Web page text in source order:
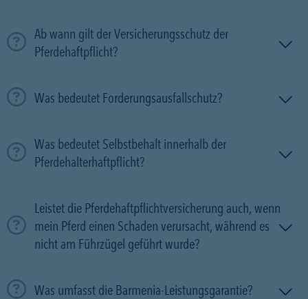
Ab wann gilt der Versicherungsschutz der
Pferdehaftpflicht?
Was bedeutet Forderungsausfallschutz?
Was bedeutet Selbstbehalt innerhalb der
Pferdehalterhaftpflicht?
Leistet die Pferdehaftpflichtversicherung auch, wenn
mein Pferd einen Schaden verursacht, während es
nicht am Führzügel geführt wurde?
Was umfasst die Barmenia-Leistungsgarantie?